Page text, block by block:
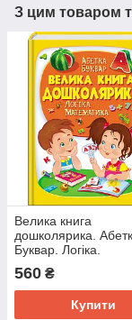
З цим товаром
Велика книга
дошколярика.
Буквар. Логіка.
Математика
видання)
560 ₴
Купити